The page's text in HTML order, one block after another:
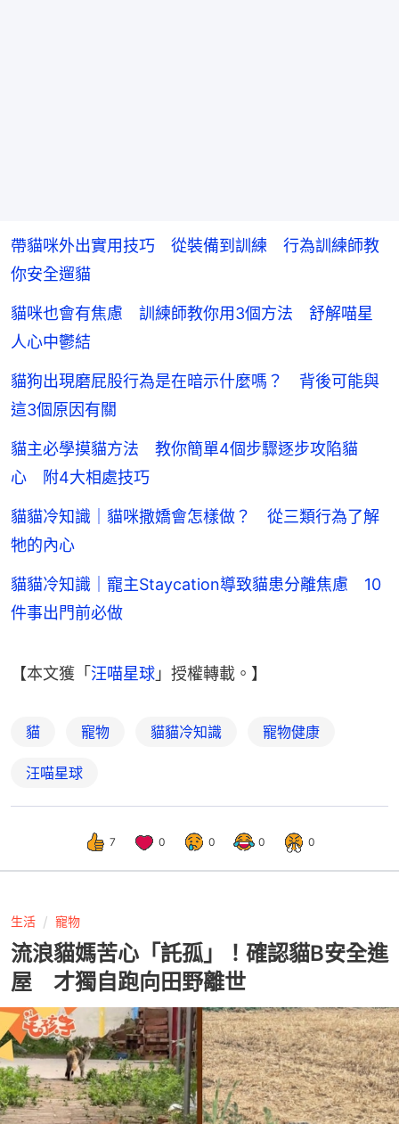
帶貓咪外出實用技巧 從裝備到訓練 行為訓練師教
你安全遛貓
貓咪也會有焦慮 訓練師教你用3個方法 舒解喵星
人心中鬱結
貓狗出現磨屁股行為是在暗示什麼嗎？ 背後可能與
這3個原因有關
貓主必學摸貓方法 教你簡單4個步驟逐步攻陷貓
心 附4大相處技巧
貓貓冷知識｜貓咪撒嬌會怎樣做？ 從三類行為了解
牠的內心
貓貓冷知識｜寵主Staycation導致貓患分離焦慮 10
件事出門前必做
【本文獲「 汪喵星球 」授權轉載。】
貓 寵物 貓貓冷知識 寵物健康
汪喵星球
7 0 0 0 0
生活 寵物
流浪貓媽苦心「託孤」！確認貓B安全進
屋 才獨自跑向田野離世